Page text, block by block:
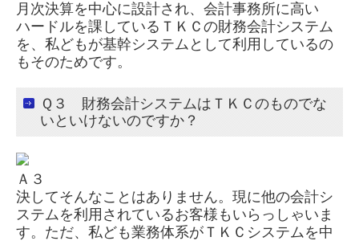
TKCシステムQ&A
FX4クラウド
社長メニューASP版
月次決算を中心に設計され、会計事務所に高い
ハードルを課しているＴＫＣの財務会計システム
を、私どもが基幹システムとして利用しているの
もそのためです。
Ｑ３ 財務会計システムはＴＫＣのものでな
いといけないのですか？
Ａ３
決してそんなことはありません。現に他の会計シ
ステムを利用されているお客様もいらっしゃいま
す。ただ、私ども業務体系がＴＫＣシステムを中